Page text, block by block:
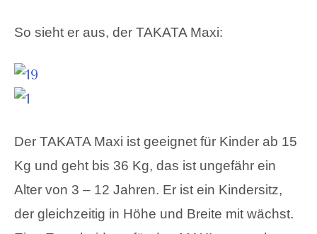
So sieht er aus, der TAKATA Maxi:
Der TAKATA Maxi ist geeignet für Kinder ab 15
Kg und geht bis 36 Kg, das ist ungefähr ein
Alter von 3 – 12 Jahren. Er ist ein Kindersitz,
der gleichzeitig in Höhe und Breite mit wächst.